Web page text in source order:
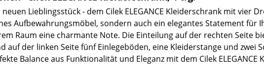
Lieblingsstück - dem Cilek ELEGANCE Kleiderschrank mit vier
Aufbewahrungsmöbel, sondern auch ein elegantes Statement für
Raum eine charmante Note. Die Einteilung auf der rechten Seite
auf der linken Seite fünf Einlegeböden, eine Kleiderstange und zwei
Balance aus Funktionalität und Eleganz mit dem Cilek